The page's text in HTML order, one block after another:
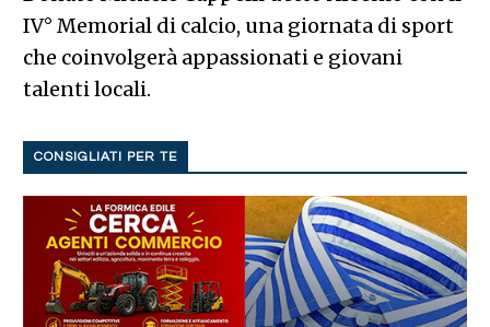
IV° Memorial di calcio, una giornata di sport
che coinvolgerà appassionati e giovani
talenti locali.
CONSIGLIATI PER TE